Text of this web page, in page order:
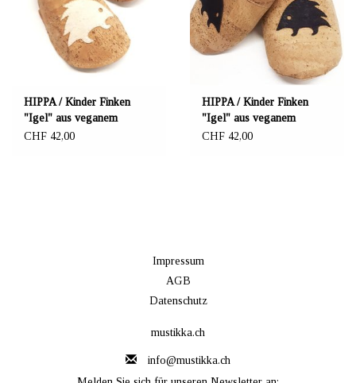
HIPPA / Kinder Finken
"Igel" aus veganem
Korkstoff
CHF 42,00
HIPPA / Kinder Finken
"Igel" aus veganem
Korkstoff
CHF 42,00
Impressum
AGB
Datenschutz
mustikka.ch
info@mustikka.ch